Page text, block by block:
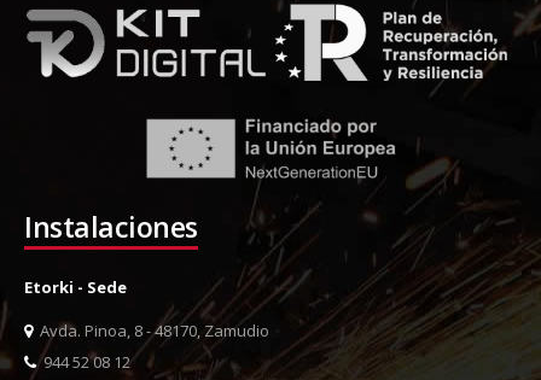
Instalaciones
Etorki - Sede
Avda. Pinoa, 8 - 48170, Zamudio
944 52 08 12